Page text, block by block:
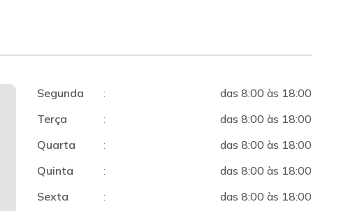
Segunda :
das 8:00 às 18:00
Terça
:
das 8:00 às 18:00
Quarta
:
das 8:00 às 18:00
Quinta
:
das 8:00 às 18:00
Sexta
:
das 8:00 às 18:00